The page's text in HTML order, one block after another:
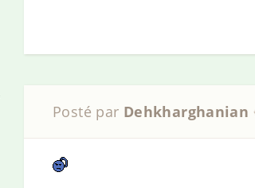
Posté par Dehkharghanian